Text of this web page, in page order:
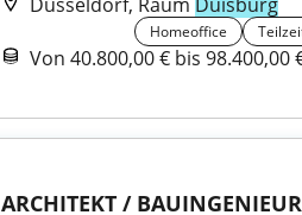
Homeoffice
Von 40.800,00 € bis 98.400,00